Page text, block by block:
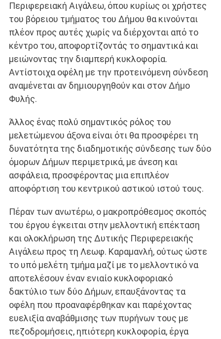
Περιφερειακή Αιγάλεω, όπου κυρίως οι χρήστες
του βόρειου τμήματος του Δήμου θα κινούνται
πλέον προς αυτές χωρίς να διέρχονται από το
κέντρο του, αποφορτίζοντάς το σημαντικά και
μειώνοντας την διαμπερή κυκλοφορία.
Αντίστοιχα οφέλη με την προτεινόμενη σύνδεση
αναμένεται αν δημιουργηθούν και στον Δήμο
Φυλής.
Άλλος ένας πολύ σημαντικός ρόλος του
μελετώμενου άξονα είναι ότι θα προσφέρει τη
δυνατότητα της διαδημοτικής σύνδεσης των δύο
όμορων Δήμων περιμετρικά, με άνεση και
ασφάλεια, προσφέροντας μια επιπλέον
αποφόρτιση του κεντρικού αστικού ιστού τους.
Πέραν των ανωτέρω, ο μακροπρόθεσμος σκοπός
του έργου έγκειται στην μελλοντική επέκταση
και ολοκλήρωση της Δυτικής Περιφερειακής
Αιγάλεω προς τη Λεωφ. Καραμανλή, ούτως ώστε
το υπό μελέτη τμήμα μαζί με το μελλοντικό να
αποτελέσουν έναν ενιαίο κυκλοφοριακό
δακτύλιο των δύο Δήμων, επαυξάνοντας τα
οφέλη που προαναφέρθηκαν και παρέχοντας
ευελιξία αναβάθμισης των πυρήνων τους με
πεζοδρομήσεις, ηπιότερη κυκλοφορία, έργα